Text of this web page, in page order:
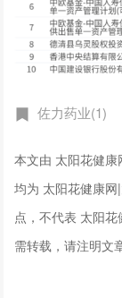
佐力药业(1)
本文由 太阳花健康
均为 太阳花健康
点，不代表 太阳
需转载，请注明文